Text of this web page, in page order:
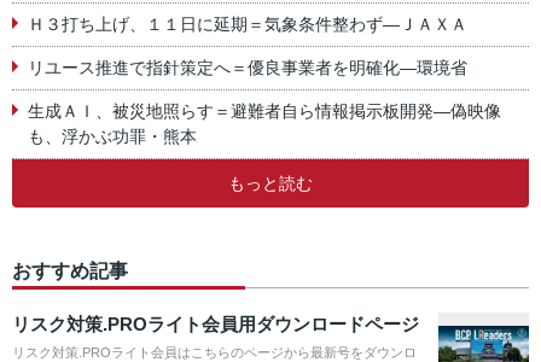
Ｈ３打ち上げ、１１日に延期＝気象条件整わず―ＪＡＸＡ
リユース推進で指針策定へ＝優良事業者を明確化―環境省
生成ＡＩ、被災地照らす＝避難者自ら情報掲示板開発―偽映像
も、浮かぶ功罪・熊本
もっと読む
おすすめ記事
リスク対策.PROライト会員用ダウンロードページ
リスク対策.PROライト会員はこちらのページから最新号をダウンロ